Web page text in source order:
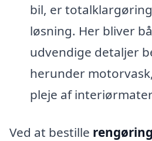
bil, er
løsning. Her bliver
udvendige detaljer
herunder
pleje af
Ved at bestille